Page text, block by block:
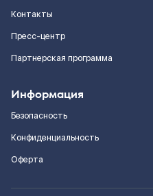
Контакты
Пресс-центр
Партнерская программа
Информация
Безопасность
Конфиденциальность
Оферта